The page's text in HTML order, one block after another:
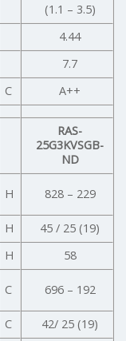
(1.1 – 3.5)
4.44
7.7
C A++
RAS-
25G3KVSGB-
ND
H 828 – 229
H
45 / 25 (19)
H 58
C 696 – 192
C
42/ 25 (19)